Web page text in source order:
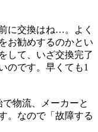
に交換はね…。
よく
お勧めするのかとい
して、 いざ交換完了
のです。 早くても1
物流、メーカーと
。 なので「故障する